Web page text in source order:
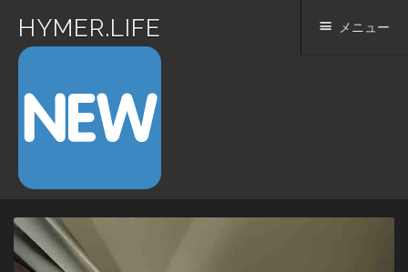
HYMER.LIFE メニュー
コ
ン
テ